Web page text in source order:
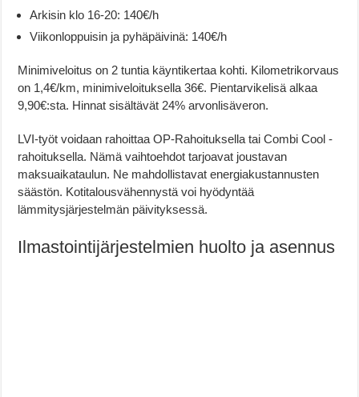
Arkisin klo 16-20: 140€/h
Viikonloppuisin ja pyhäpäivinä: 140€/h
Minimiveloitus on 2 tuntia käyntikertaa kohti. Kilometrikorvaus
on 1,4€/km, minimiveloituksella 36€. Pientarvikelisä alkaa
9,90€:sta. Hinnat sisältävät 24% arvonlisäveron.
LVI-työt voidaan rahoittaa OP-Rahoituksella tai Combi Cool -
rahoituksella. Nämä vaihtoehdot tarjoavat joustavan
maksuaikataulun. Ne mahdollistavat energiakustannusten
säästön. Kotitalousvähennystä voi hyödyntää
lämmitysjärjestelmän päivityksessä.
Ilmastointijärjestelmien huolto ja asennus